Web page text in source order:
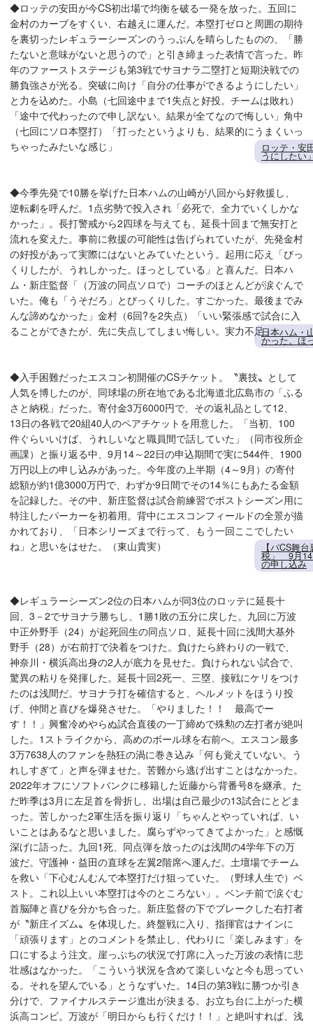
◆ロッテの安田が今CS初出場で均衡を破る一発を放った。五回に
金村のカーブをすくい、右越えに運んだ。本塁打ゼロと周囲の期待
を裏切ったレギュラーシーズンのうっぷんを晴らしたものの、「勝
たないと意味がないと思うので」と引き締まった表情で言った。昨
年のファーストステージも第3戦でサヨナラ二塁打と短期決戦での
勝負強さが光る。突破に向け「自分の仕事ができるようにしたい」
と力を込めた。小島（七回途中まで1失点と好投。チームは敗れ）
「途中で代わったので申し訳ない。結果が全てなので悔しい」角中
（七回にソロ本塁打）「打ったというよりも、結果的にうまくいっ
ちゃったみたいな感じ」
ロッテ・安
うにしたい
◆今季先発で10勝を挙げた日本ハムの山崎が八回から好救援し、
逆転劇を呼んだ。1点劣勢で投入され「必死で、全力でいくしかな
かった」。長打警戒から2四球を与えても、延長十回まで無安打と
流れを変えた。事前に救援の可能性は告げられていたが、先発金村
の好投があって実際にはないとみていたという。起用に応え「びっ
くりしたが、うれしかった。ほっとしている」と喜んだ。日本ハ
ム・新庄監督「（万波の同点ソロで）コーチのほとんどが涙ぐんで
いた。俺も「うそだろ」とびっくりした。すごかった。最後までみ
んな諦めなかった」金村（6回?を2失点）「いい緊張感で試合に入
ることができたが、先に失点してしまい悔しい。実力不足」日本ハム・
かった。ほ
◆入手困難だったエスコン初開催のCSチケット。〝裏技〟として
人気を博したのが、同球場の所在地である北海道北広島市の「ふる
さと納税」だった。寄付金3万6000円で、その返礼品として12、
13日の各戦で20組40人のペアチケットを用意した。「当初、100
件ぐらいいけば、うれしいなと職員間で話していた」（同市役所企
画課）と振り返る中、9月14～22日の申込期間で実に544件、1900
万円以上の申し込みがあった。今年度の上半期（4～9月）の寄付
総額が約1億3000万円で、わずか9日間でその14％にもあたる金額
を記録した。その中、新庄監督は試合前練習でポストシーズン用に
特注したパーカーを初着用。背中にエスコンフィールドの全景が描
かれており、「日本シリーズまで行って、もう一回ここでしたい
ね」と思いをはせた。（東山貴実）
【パCS舞
税」 9月14
の申し込み
◆レギュラーシーズン2位の日本ハムが同3位のロッテに延長十
回、3－2でサヨナラ勝ちし、1勝1敗の五分に戻した。九回に万波
中正外野手（24）が起死回生の同点ソロ、延長十回に浅間大基外
野手（28）が右前打で決着をつけた。負けたら終わりの一戦で、
神奈川・横浜高出身の2人が底力を見せた。負けられない試合で、
驚異の粘りを発揮した。延長十回2死一、三塁、接戦にケリをつけ
たのは浅間だ。サヨナラ打を確信すると、ヘルメットをほうり投
げ、仲間と喜びを爆発させた。「やりました！！ 最高でー
す！！」興奮冷めやらぬ試合直後の一丁締めで殊勲の左打者が絶叫
した。1ストライクから、高めのボール球を右前へ。エスコン最多
3万7638人のファンを熱狂の渦に巻き込み「何も覚えていない。う
れしすぎて」と声を弾ませた。苦難から逃げ出すことはなかった。
2022年オフにソフトバンクに移籍した近藤から背番号8を継承。た
だ昨季は3月に左足首を骨折し、出場は自己最少の13試合にとどま
った。苦しかった2軍生活を振り返り「ちゃんとやっていれば、い
いことはあるなと思いました。腐らずやってきてよかった」と感慨
深げに語った。九回1死、同点弾を放ったのは浅間の4学年下の万
波だ。守護神・益田の直球を左翼2階席へ運んだ。土壇場でチーム
を救い「下心むんむんで本塁打だけ狙っていた。（野球人生で）ベ
スト。これ以上いい本塁打は今のところない」。ベンチ前で涙ぐむ
首脳陣と喜びを分かち合った。新庄監督の下でブレークした右打者
が〝新庄イズム〟を体現した。終盤戦に入り、指揮官はナインに
「頑張ります」とのコメントを禁止し、代わりに「楽しみます」を
口にするよう注文。崖っぷちの状況で打席に入った万波の表情に悲
壮感はなかった。「こういう状況を含めて楽しいなと今も思ってい
る。それを望んでいる」とうなずいた。14日の第3戦に勝つか引き
分けで、ファイナルステージ進出が決まる。お立ち台に上がった横
浜高コンビ。万波が「明日からも行くだけ！！」と絶叫すれば、浅